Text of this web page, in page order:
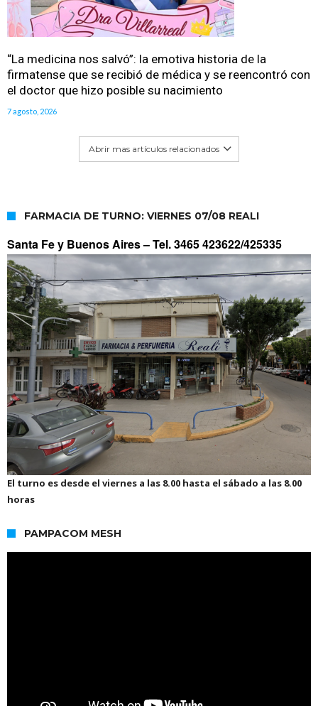
“La medicina nos salvó”: la emotiva historia de la
firmatense que se recibió de médica y se reencontró con
el doctor que hizo posible su nacimiento
7 agosto, 2026
Abrir mas artículos relacionados
FARMACIA DE TURNO: VIERNES 07/08 REALI
Santa Fe y Buenos Aires –Tel. 3465 423622/425335
El turno es desde el viernes a las 8.00 hasta el sábado a las 8.00
horas
PAMPACOM MESH